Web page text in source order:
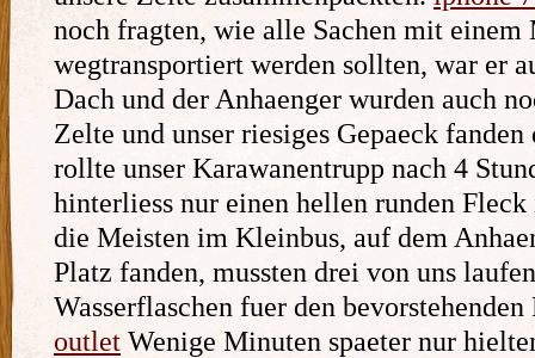
noch fragten, wie alle Sachen mit
wegtransportiert werden sollten, war er
Dach und der Anhaenger wurden auch
Zelte und unser riesiges Gepaeck
rollte unser Karawanentrupp nach 4
hinterliess nur einen hellen runden Fleck
die Meisten im Kleinbus, auf dem
Platz fanden, mussten drei von uns
Wasserflaschen fuer den
outlet Wenige Minuten spaeter nur